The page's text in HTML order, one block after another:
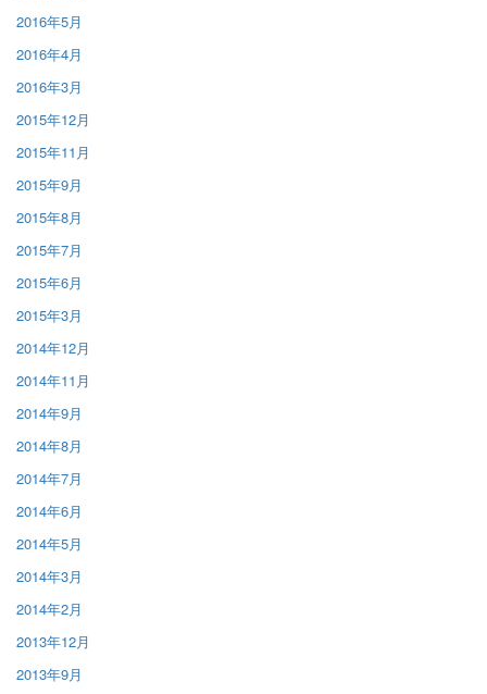
2016年5月
2016年4月
2016年3月
2015年12月
2015年11月
2015年9月
2015年8月
2015年7月
2015年6月
2015年3月
2014年12月
2014年11月
2014年9月
2014年8月
2014年7月
2014年6月
2014年5月
2014年3月
2014年2月
2013年12月
2013年9月